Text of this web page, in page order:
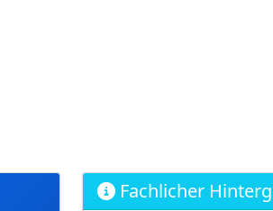
Fachlicher